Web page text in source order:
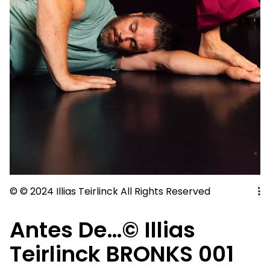
©©2024 Illias Teirlinck All Rights Reserved
Antes De…© Illias
Teirlinck BRONKS 001